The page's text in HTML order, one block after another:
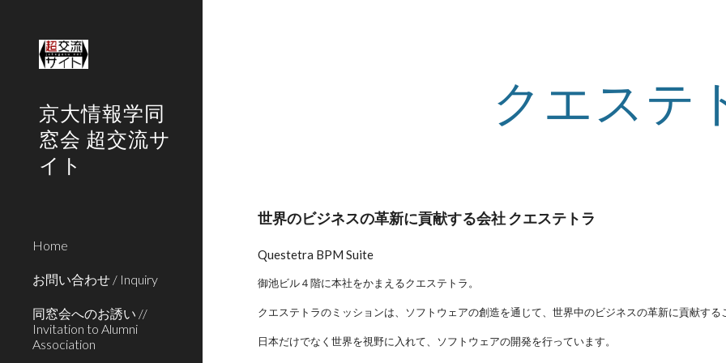
京大情報学同
窓会 超交流サ
イト
Home
お問い合わせ / Inquiry
同窓会へのお誘い //
Invitation to Alumni
Association
クエステ
世界のビジネスの革新に貢献する会社 クエステトラ
Questetra BPM Suite
御池ビル４階に本社をかまえるクエステトラ。
クエステトラのミッションは、ソフトウェアの創造を通じて、世界中のビジネスの革新に貢献する
日本だけでなく世界を視野に入れて、ソフトウェアの開発を行っています。